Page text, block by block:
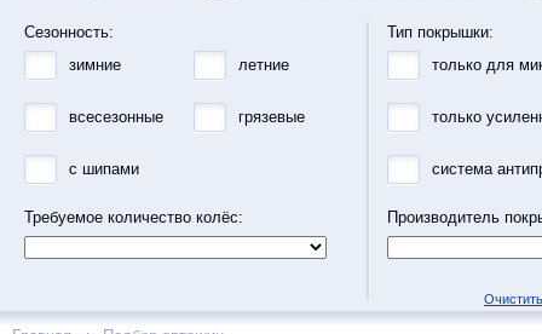
Сезонность:
зимние
летние
всесезонные грязевые
с шипами
Требуемое количество колёс:
Тип покрышки:
только для
только
система
Производитель